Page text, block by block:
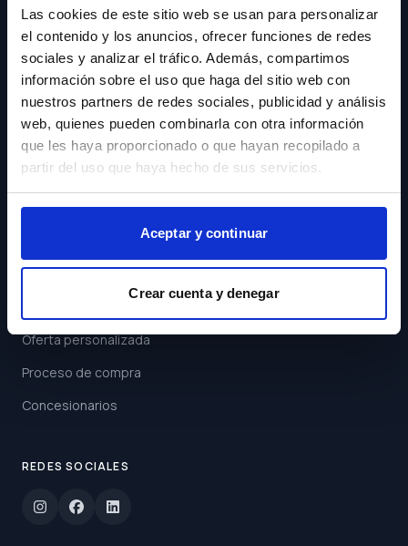
Las cookies de este sitio web se usan para personalizar
el contenido y los anuncios, ofrecer funciones de redes
sociales y analizar el tráfico. Además, compartimos
información sobre el uso que haga del sitio web con
nuestros partners de redes sociales, publicidad y análisis
web, quienes pueden combinarla con otra información
que les haya proporcionado o que hayan recopilado a
partir del uso que haya hecho de sus servicios.
Aceptar y continuar
Crear cuenta y denegar
NEWSLETTER
Suscríbete y recibe las últimas novedades y ofertas.
Acepto los
Términos y
Condiciones
Suscribirse
ENLACES
Oferta personalizada
Proceso de compra
Concesionarios
REDES SOCIALES